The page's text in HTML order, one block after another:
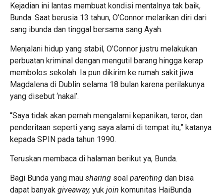
Kejadian ini lantas membuat kondisi mentalnya tak baik,
Bunda. Saat berusia 13 tahun, O’Connor melarikan diri dari
sang ibunda dan tinggal bersama sang Ayah.
Menjalani hidup yang stabil, O’Connor justru melakukan
perbuatan kriminal dengan mengutil barang hingga kerap
membolos sekolah. Ia pun dikirim ke rumah sakit jiwa
Magdalena di Dublin selama 18 bulan karena perilakunya
yang disebut ‘nakal’.
“Saya tidak akan pernah mengalami kepanikan, teror, dan
penderitaan seperti yang saya alami di tempat itu,” katanya
kepada SPIN pada tahun 1990.
Teruskan membaca di halaman berikut ya, Bunda.
Bagi Bunda yang mau sharing soal parenting dan bisa
dapat banyak giveaway, yuk join komunitas HaiBunda